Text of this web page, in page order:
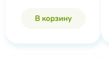
В корзину